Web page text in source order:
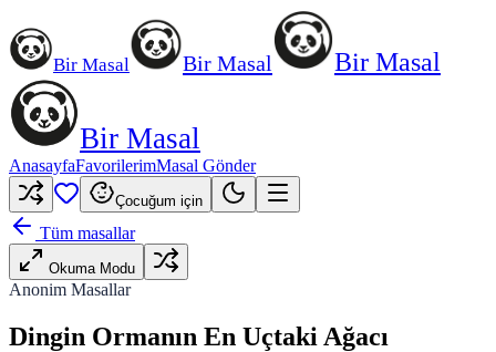
Bir Masal Bir Masal Bir Masal
Bir Masal
AnasayfaFavorilerimMasal Gönder
Çocuğum için
Tüm masallar
Okuma Modu
Anonim Masallar
Dingin Ormanın En Uçtaki Ağacı